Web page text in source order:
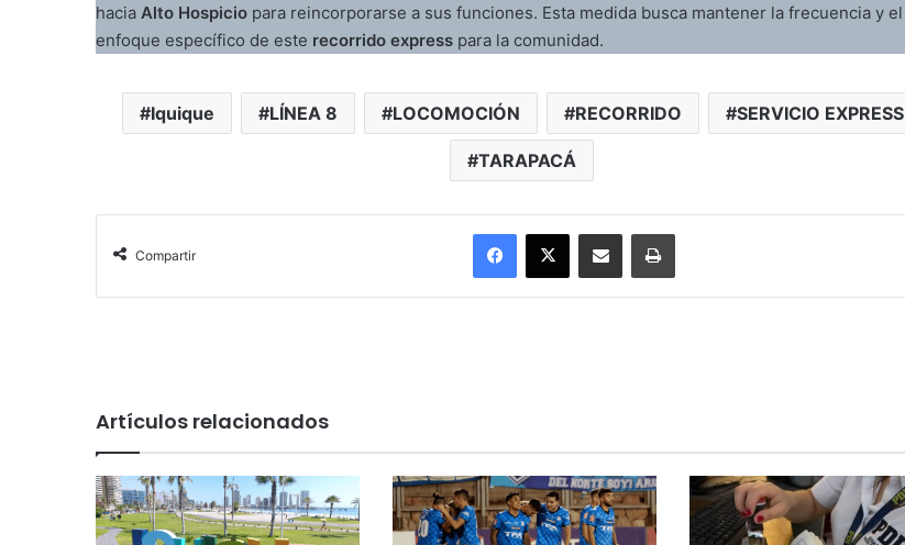
hacia Alto Hospicio para reincorporarse a sus funciones. Esta medida busca mantener la frecuencia y el
enfoque específico de este recorrido express para la comunidad.
Iquique LÍNEA 8 LOCOMOCIÓN RECORRIDO SERVICIO EXPRESS
TARAPACÁ
Compartir
Facebook
X Enviar vía email Imprimir
Artículos relacionados